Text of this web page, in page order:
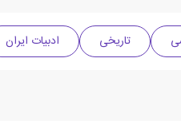
تاریخی ادبیات ایران